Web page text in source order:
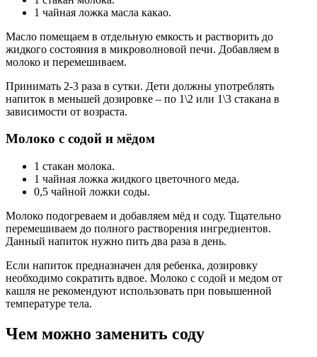
1 чайная ложка масла какао.
Масло помещаем в отдельную емкость и растворить до
жидкого состояния в микроволновой печи. Добавляем в
молоко и перемешиваем.
Принимать 2-3 раза в сутки. Дети должны употреблять
напиток в меньшей дозировке – по 1\2 или 1\3 стакана в
зависимости от возраста.
Молоко с содой и мёдом
1 стакан молока.
1 чайная ложка жидкого цветочного меда.
0,5 чайной ложки соды.
Молоко подогреваем и добавляем мёд и соду. Тщательно
перемешиваем до полного растворения ингредиентов.
Данный напиток нужно пить два раза в день.
Если напиток предназначен для ребенка, дозировку
необходимо сократить вдвое. Молоко с содой и медом от
кашля не рекомендуют использовать при повышенной
температуре тела.
Чем можно заменить соду